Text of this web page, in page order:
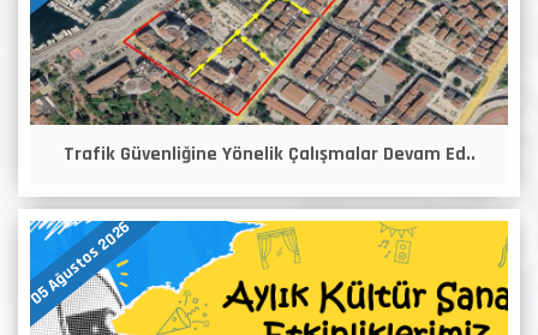
Trafik Güvenliğine Yönelik Çalışmalar Devam Ed..
05 Ağustos 2026